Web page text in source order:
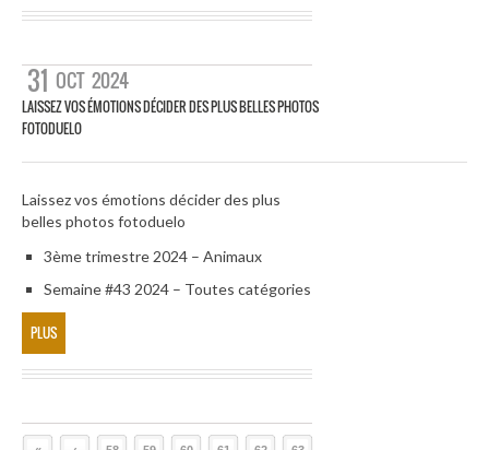
31 OCT 2024
LAISSEZ VOS ÉMOTIONS DÉCIDER DES PLUS BELLES PHOTOS
FOTODUELO
Laissez vos émotions décider des plus
belles photos fotoduelo
3ème trimestre 2024 – Animaux
Semaine #43 2024 – Toutes catégories
PLUS